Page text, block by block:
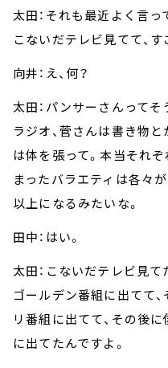
太田：それも最近よく言
こないだテレビ見てて、
向井：え、何？
太田：パンサーさんって
ラジオ、菅さんは書き物
は体を張って。本当それ
まったバラエティは各々
以上になるみたいな。
田中：はい。
太田：こないだテレビ見て
ゴールデン番組に出てて
リ番組に出てて、その後
に出てたんですよ。